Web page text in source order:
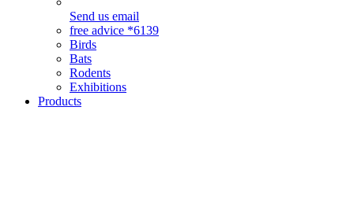
Send us email
free advice *6139
Birds
Bats
Rodents
Exhibitions
Products